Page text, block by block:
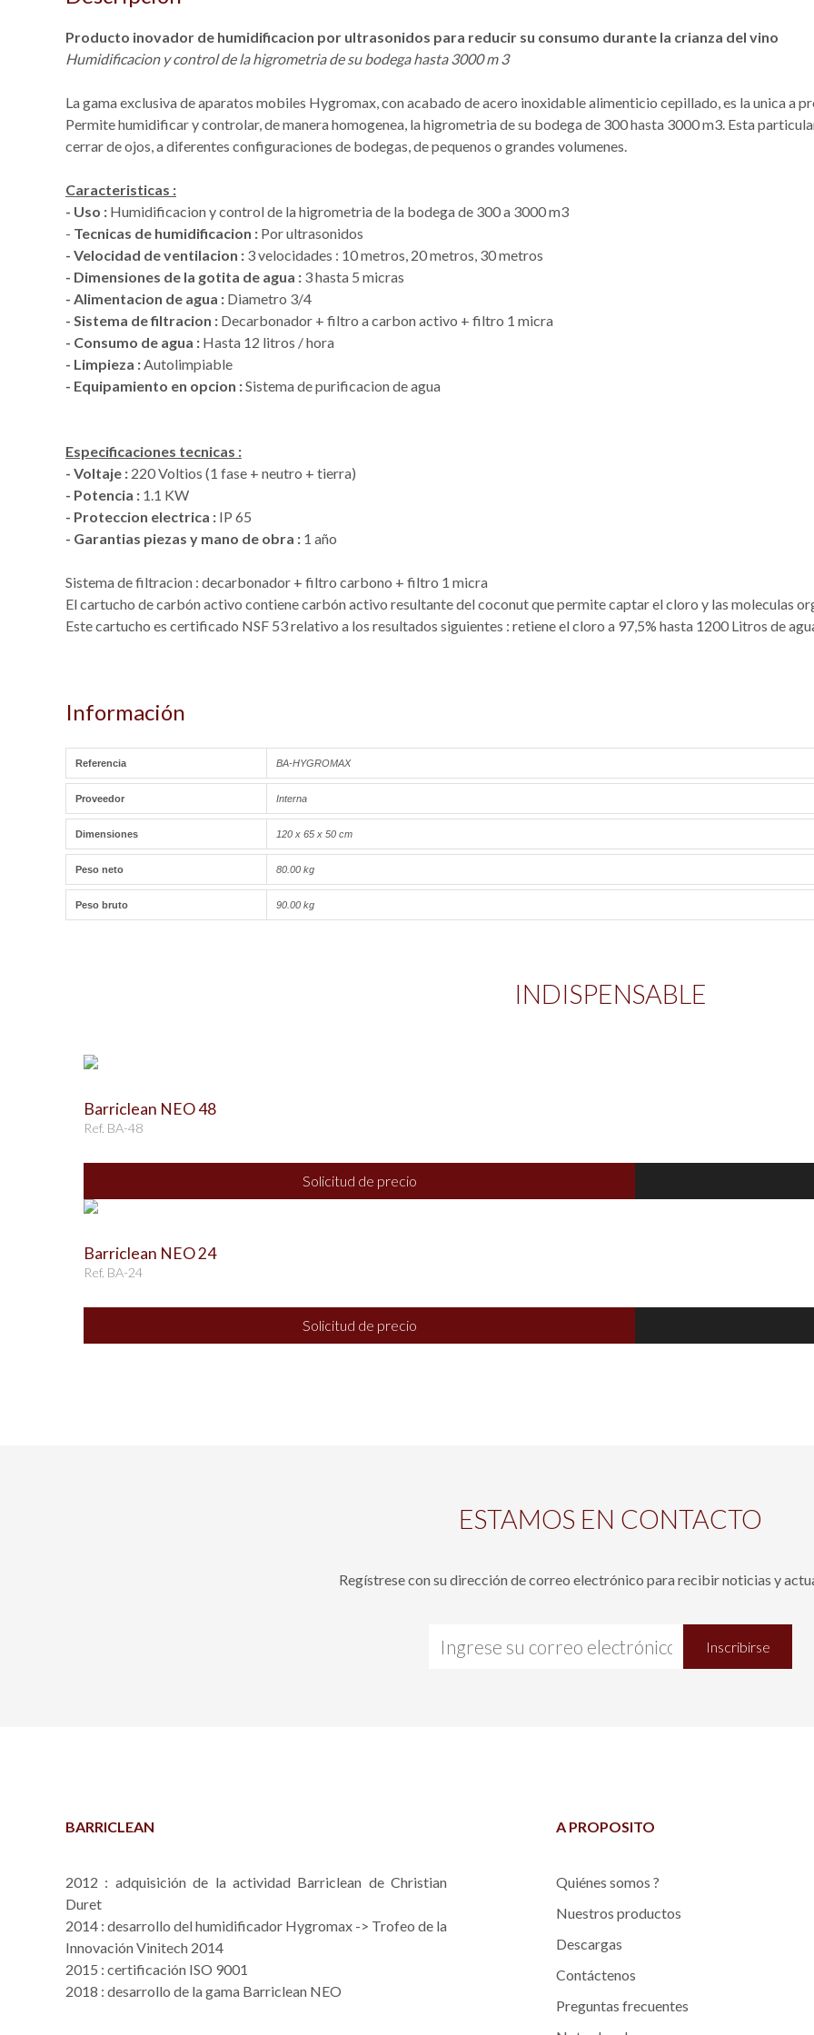
Producto inovador de humidificacion por ultrasonidos para reducir su consumo durante la crianza del vino
Humidificacion y control de la higrometria de su bodega hasta 3000 m 3
La gama exclusiva de aparatos mobiles Hygromax, con acabado de acero inoxidable alimenticio cepillado, es la unica a
Permite humidificar y controlar, de manera homogenea, la higrometria de su bodega de 300 hasta 3000 m3. Esta
cerrar de ojos, a diferentes configuraciones de bodegas, de pequenos o grandes volumenes.
Caracteristicas :
- Uso : Humidificacion y control de la higrometria de la bodega de 300 a 3000 m3
- Tecnicas de humidificacion : Por ultrasonidos
- Velocidad de ventilacion : 3 velocidades : 10 metros, 20 metros, 30 metros
- Dimensiones de la gotita de agua : 3 hasta 5 micras
- Alimentacion de agua : Diametro 3/4
- Sistema de filtracion : Decarbonador + filtro a carbon activo + filtro 1 micra
- Consumo de agua : Hasta 12 litros / hora
- Limpieza :Autolimpiable
- Equipamiento en opcion :Sistema de purificacion de agua
Especificaciones tecnicas :
- Voltaje : 220 Voltios (1 fase + neutro + tierra)
- Potencia : 1.1 KW
- Proteccion electrica : IP 65
- Garantias piezas y mano de obra : 1 año
Sistema de filtracion : decarbonador + filtro carbono + filtro 1 micra
El cartucho de carbón activo contiene carbón activo resultante del coconut que permite captar el cloro y las moleculas
Este cartucho es certificado NSF 53 relativo a los resultados siguientes : retiene el cloro a 97,5% hasta 1200 Litros de
Información
Referencia BA-HYGROMAX
Proveedor Interna
Dimensiones 120 x 65 x 50 cm
Peso neto 80.00 kg
Peso bruto 90.00 kg
INDISPENSABLE
Barriclean NEO 48
Ref. BA-48
Solicitud de precio
Barriclean NEO 24
Ref. BA-24
Solicitud de precio
ESTAMOS EN CONTACTO
Regístrese con su dirección de correo electrónico para recibir noticias y
Inscribirse
BARRICLEAN
2012 : adquisición de la actividad Barriclean de Christian
Duret
2014 : desarrollo del humidificador Hygromax -> Trofeo de la
Innovación Vinitech 2014
2015 : certificación ISO 9001
2018 : desarrollo de la gama Barriclean NEO
A PROPOSITO
Quiénes somos ?
Nuestros productos
Descargas
Contáctenos
Preguntas frecuentes